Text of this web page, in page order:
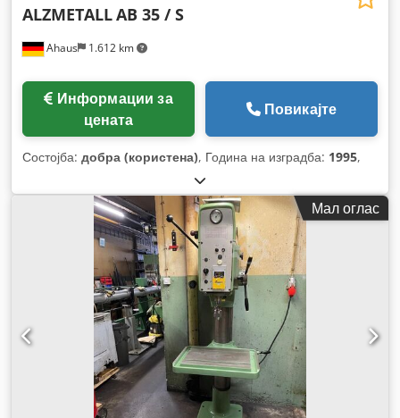
Ahaus 1.612 km
ALZMETALLAB 35 / S
цената
Повикајте
Состојба: добра (користена), Година на изградба: 1995,
Мал оглас